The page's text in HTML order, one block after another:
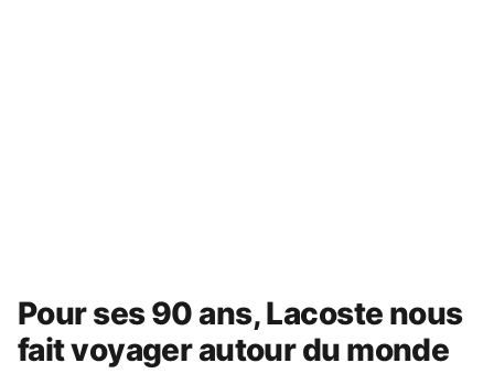
Pour ses 90 ans, Lacoste nous
fait voyager autour du monde